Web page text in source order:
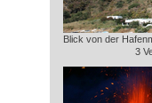
Blick von der
3